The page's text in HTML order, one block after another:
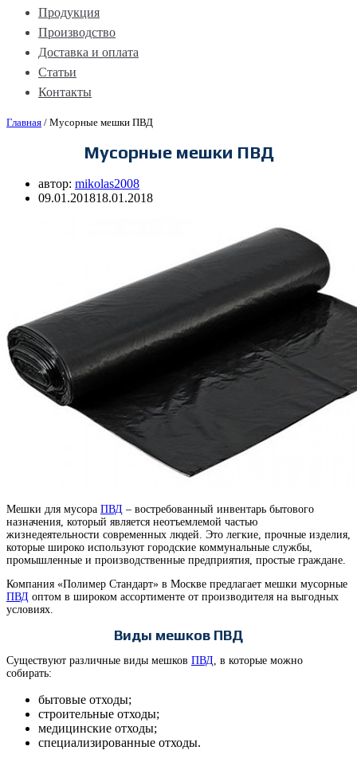
Продукция
Производство
Доставка и оплата
Статьи
Контакты
Главная / Мусорные мешки ПВД
Мусорные мешки ПВД
автор: mikolas2008
09.01.201818.01.2018
Мешки для мусора ПВД – востребованный инвентарь бытового
назначения, который является неотъемлемой частью
жизнедеятельности современных людей. Это легкие, прочные изделия,
которые широко используют городские коммунальные службы,
промышленные и производственные предприятия, простые граждане.
Компания «Полимер Стандарт» в Москве предлагает мешки мусорные
ПВД оптом в широком ассортименте от производителя на выгодных
условиях.
Виды мешков ПВД
Существуют различные виды мешков ПВД, в которые можно
собирать:
бытовые отходы;
строительные отходы;
медицинские отходы;
специализированные отходы.